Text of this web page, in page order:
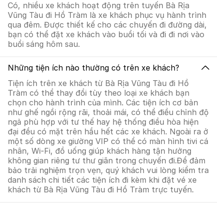
Có, nhiều xe khách hoạt động trên tuyến Bà Rịa
Vũng Tàu đi Hồ Tràm là xe khách phục vụ hành trình
qua đêm. Được thiết kế cho các chuyến đi đường dài,
bạn có thể đặt xe khách vào buổi tối và đi đi nơi vào
buổi sáng hôm sau.
Những tiện ích nào thường có trên xe khách?
Tiện ích trên xe khách từ Bà Rịa Vũng Tàu đi Hồ
Tràm có thể thay đổi tùy theo loại xe khách bạn
chọn cho hành trình của mình. Các tiện ích cơ bản
như ghế ngồi rộng rãi, thoải mái, có thể điều chỉnh độ
ngả phù hợp với tư thế hay hệ thống điều hòa hiện
đại đều có mặt trên hầu hết các xe khách. Ngoài ra ở
một số dòng xe giường VIP có thể có màn hình tivi cá
nhân, Wi-Fi, đồ uống giúp khách hàng tận hưởng
không gian riêng tư thư giãn trong chuyến đi.Để đảm
bảo trải nghiệm trọn vẹn, quý khách vui lòng kiểm tra
danh sách chi tiết các tiện ích đi kèm khi đặt vé xe
khách từ Bà Rịa Vũng Tàu đi Hồ Tràm trực tuyến.